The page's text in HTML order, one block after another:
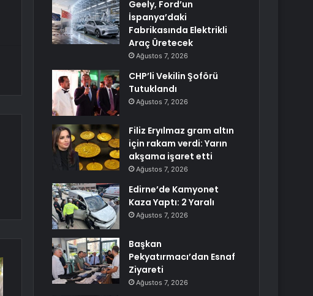
Geely, Ford’un
İspanya’daki
Fabrikasında Elektrikli
Araç Üretecek
Ağustos 7, 2026
CHP’li Vekilin Şoförü
Tutuklandı
Ağustos 7, 2026
Filiz Eryılmaz gram altın
için rakam verdi: Yarın
akşama işaret etti
Ağustos 7, 2026
Edirne’de Kamyonet
Kaza Yaptı: 2 Yaralı
Ağustos 7, 2026
Başkan
Pekyatırmacı’dan Esnaf
Ziyareti
Ağustos 7, 2026